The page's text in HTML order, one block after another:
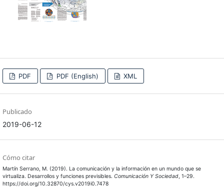
PDF PDF (English) XML
Publicado
2019-06-12
Cómo citar
Martín Serrano, M. (2019). La comunicación y la información en un mundo que se
virtualiza. Desarrollos y funciones previsibles. Comunicación Y Sociedad, 1–29.
https://doi.org/10.32870/cys.v2019i0.7478